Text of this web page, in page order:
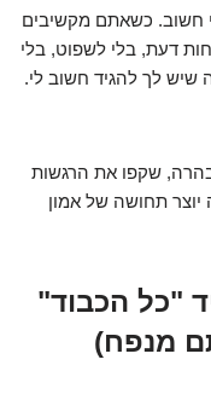
חשוב. כשאתם מקשיבים
דעת, בלי לשפוט, בלי
לך להגיד חשוב לי.
שקפו את הרגשות
יוצר תחושה של אמון
"כל הכבוד"
מנפח)